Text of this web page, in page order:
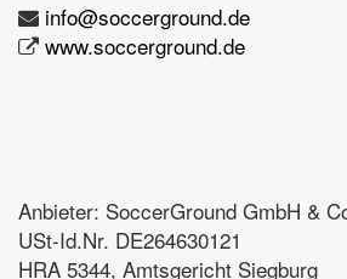
info@soccerground.de
www.soccerground.de
Anbieter: SoccerGround GmbH &
USt-Id.Nr. DE264630121
HRA 5344, Amtsgericht Siegburg